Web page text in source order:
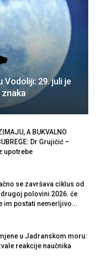
Vodoliji: 29. juli je
znaka
A BUKVALNO
Dr Grujičić –
upotrebe
se završava ciklus od
polovini 2026. će
im postati nemerljivo...
u Jadranskom moru:
reakcije naučnika